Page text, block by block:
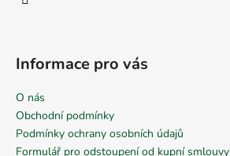
Informace pro vás
O nás
Obchodní podmínky
Podmínky ochrany osobních údajů
Formulář pro odstoupení od kupní smlouvy